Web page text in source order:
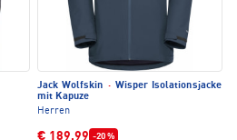
Jack Wolfskin · Wisper Isolationsjacke
mit Kapuze
Herren
€ 189,99 -20 %